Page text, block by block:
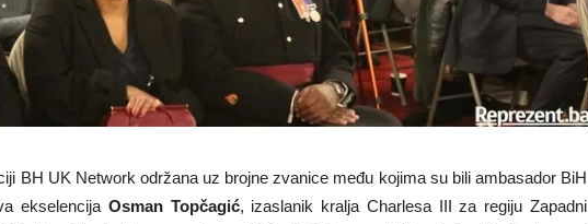
BH UK Network održana uz brojne zvanice među kojima su bili ambasador BiH
ekselencija Osman Topčagić, izaslanik kralja Charlesa III za regiju Zapadni